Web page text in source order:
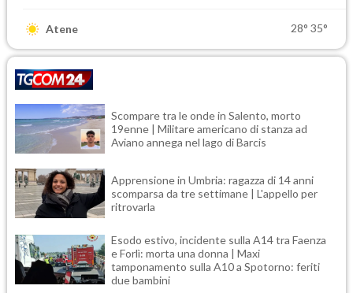
Atene 28° 35°
Scompare tra le onde in Salento, morto
19enne | Militare americano di stanza ad
Aviano annega nel lago di Barcis
Apprensione in Umbria: ragazza di 14 anni
scomparsa da tre settimane | L'appello per
ritrovarla
Esodo estivo, incidente sulla A14 tra Faenza
e Forlì: morta una donna | Maxi
tamponamento sulla A10 a Spotorno: feriti
due bambini